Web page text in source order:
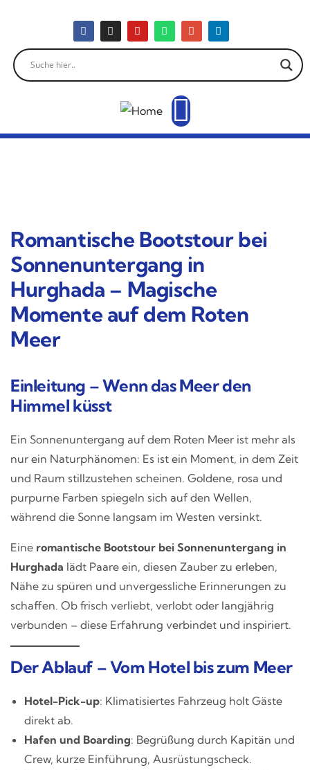
Romantische Bootstour bei
Sonnenuntergang in
Hurghada – Magische
Momente auf dem Roten
Meer
Einleitung – Wenn das Meer den
Himmel küsst
Ein Sonnenuntergang auf dem Roten Meer ist mehr als
nur ein Naturphänomen: Es ist ein Moment, in dem Zeit
und Raum stillzustehen scheinen. Goldene, rosa und
purpurne Farben spiegeln sich auf den Wellen,
während die Sonne langsam im Westen versinkt.
Eine romantische Bootstour bei Sonnenuntergang in
Hurghada lädt Paare ein, diesen Zauber zu erleben,
Nähe zu spüren und unvergessliche Erinnerungen zu
schaffen. Ob frisch verliebt, verlobt oder langjährig
verbunden – diese Erfahrung verbindet und inspiriert.
Der Ablauf – Vom Hotel bis zum Meer
Hotel-Pick-up: Klimatisiertes Fahrzeug holt Gäste
direkt ab.
Hafen und Boarding: Begrüßung durch Kapitän und
Crew, kurze Einführung, Ausrüstungscheck.